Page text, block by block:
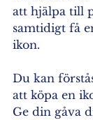
att hjälpa till
samtidigt få
ikon.
Du kan
att köpa en
Ge din gåva